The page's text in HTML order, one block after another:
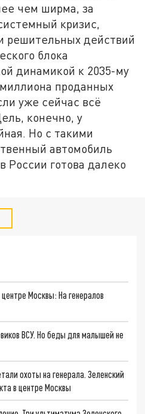
чем ширма, за
кризис,
решительных действий
блока
динамикой к 2035-му
проданных
уже сейчас всё
конечно, у
Но с такими
автомобиль
России готова далеко
Москвы: На генералов
ВСУ. Но беды для малышей не
охоты на генерала. Зеленский
в центре Москвы